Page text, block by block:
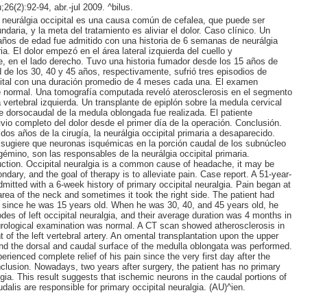
94, abr.-jul 2009. ^bilus.
occipital es una causa común de cefalea, que puede ser
y la meta del tratamiento es aliviar el dolor. Caso clínico. Un
de edad fue admitido con una historia de 6 semanas de neurálgia
El dolor empezó en el área lateral izquierda del cuello y
en el lado derecho. Tuvo una historia fumador desde los 15 años de
de los 30, 40 y 45 años, respectivamente, sufrió tres episodios de
con una duración promedio de 4 meses cada una. El examen
normal. Una tomografía computada reveló aterosclerosis en el segmento
vertebral izquierda. Un transplante de epiplón sobre la medula cervical
dorsocaudal de la medula oblongada fue realizada. El patiente
completo del dolor desde el primer día de la operación. Conclusión.
años de la cirugía, la neurálgia occipital primaria a desaparecido.
que neuronas isquémicas en la porción caudal de los subnúcleo
son las responsables de la neurálgia occipital primaria.
Occipital neuralgia is a common cause of headache, it may be
and the goal of therapy is to alleviate pain. Case report. A 51-year-
with a 6-week history of primary occipital neuralgia. Pain began at
of the neck and sometimes it took the right side. The patient had
he was 15 years old. When he was 30, 40, and 45 years old, he
of left occipital neuralgia, and their average duration was 4 months in
examination was normal. A CT scan showed atherosclerosis in
of the left vertebral artery. An omental transplantation upon the upper
the dorsal and caudal surface of the medulla oblongata was performed.
complete relief of his pain since the very first day after the
Nowadays, two years after surgery, the patient has no primary
This result suggests that ischemic neurons in the caudal portions of
are responsible for primary occipital neuralgia. (AU)^ien.